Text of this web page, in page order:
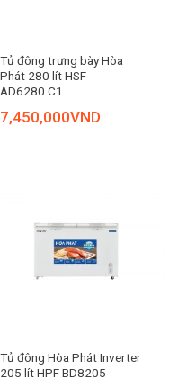
Tủ đông trưng bày Hòa
Phát 280 lít HSF
AD6280.C1
7,450,000VND
Tủ đông Hòa Phát Inverter
205 lít HPF BD8205